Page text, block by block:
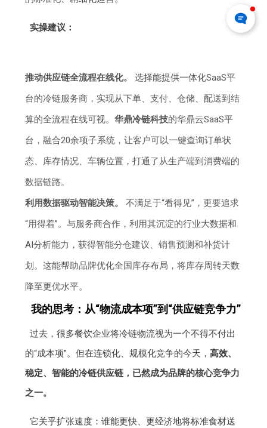
实操建议：
推动供应链全流程在线化。
选择能提供一体化SaaS平
台的冷链服务商，实现从下单、支付、仓储、配送到结
算的全流程在线可视。华鼎冷链科技的华鼎云SaaS平
台，融合20余项子系统，让客户可以一键查询订单状
态、库存情况、车辆位置，打通了从生产端到消费端的
数据链路。
利用数据驱动智能决策。
不满足于“看得见”，更要追求
“用得着”。与服务商合作，利用其沉淀的行业大数据和
AI分析能力，获得智能分仓建议、销售预测和补货计
划。这能帮助品牌优化全国库存布局，将库存周转天数
降至更优水平。
我的思考：从“物流成本项”到“供应链竞争力”
过去，很多餐饮企业将冷链物流视为一个不得不付出
的“成本项”。但在连锁化、规模化竞争的今天，高效、
稳定、智能的冷链供应链，已然成为品牌的核心竞争力
之一。
它关乎扩张速度：谁能更快、更经济地将标准食材送